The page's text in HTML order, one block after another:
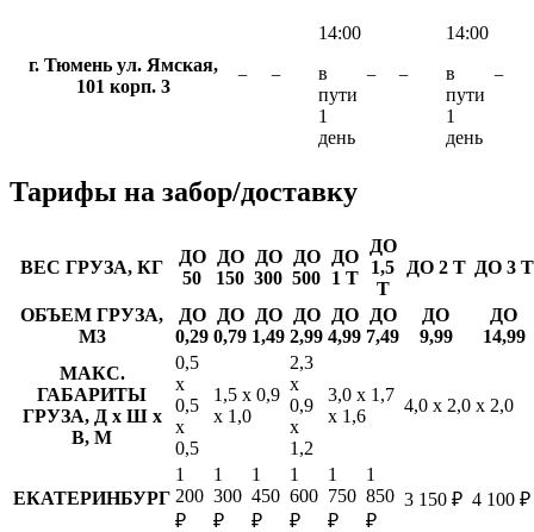
г. Тюмень ул. Ямская,
101 корп. 3
− −
14:00
в
пути
1
день
− −
14:00
в
пути
1
день
−
Тарифы на забор/доставку
ВЕС ГРУЗА, КГ
ДО
50
ДО
150
ДО
300
ДО
500
ДО
1 Т
ДО
1,5
Т
ДО 2 Т ДО 3 Т
ОБЪЕМ ГРУЗА,
М3
ДО
0,29
ДО
0,79
ДО
1,49
ДО
2,99
ДО
4,99
ДО
7,49
ДО
9,99
ДО
14,99
МАКС.
ГАБАРИТЫ
ГРУЗА, Д х Ш х
В, М
0,5
х
0,5
х
0,5
1,5 х 0,9
х 1,0
2,3
х
0,9
х
1,2
3,0 х 1,7
х 1,6
4,0 х 2,0 х 2,0
ЕКАТЕРИНБУРГ
1
200
₽
1
300
₽
1
450
₽
1
600
₽
1
750
₽
1
850
₽
3 150 ₽ 4 100 ₽